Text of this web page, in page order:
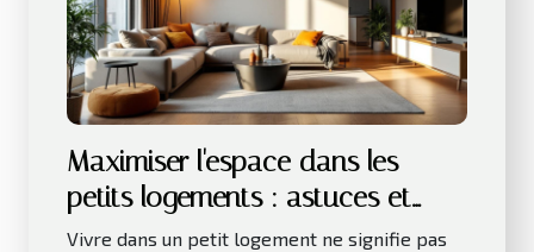
Maximiser l'espace dans les
petits logements : astuces et
innovations
Vivre dans un petit logement ne signifie pas